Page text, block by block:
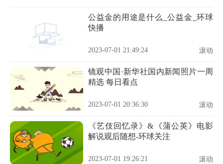
公益金的用途是什么_公益金_环球
快播
2023-07-01 21:49:24 滚动
镜观中国·新华社国内新闻照片一周
精选 每日看点
2023-07-01 20:36:30 滚动
《艺伎回忆录》&《蒲公英》电影
解说观后随想-环球关注
2023-07-01 19:26:21 滚动